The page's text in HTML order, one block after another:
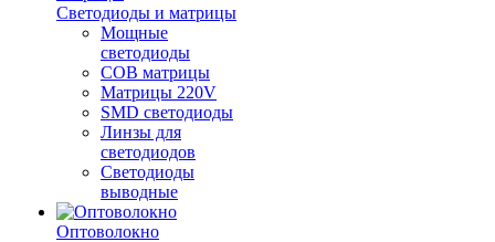
Светодиоды и матрицы
Мощные
светодиоды
COB матрицы
Матрицы 220V
SMD светодиоды
Линзы для
светодиодов
Светодиоды
выводные
Оптоволокно